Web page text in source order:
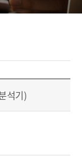
석기)